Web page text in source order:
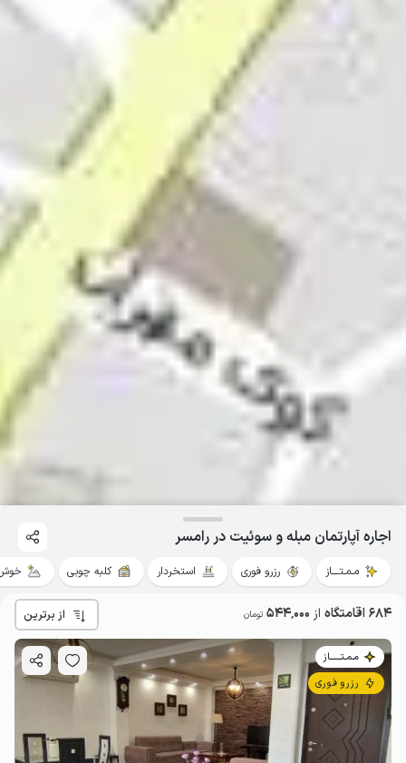
اجاره آپارتمان مبله و سوئیت در رامسر
مـمـتــــاز رزرو فوری استخردار کلبه چوبی
684 اقامتگاه از 544٬000 تومان از برترین
مـمـتــــــاز
رزرو فوری